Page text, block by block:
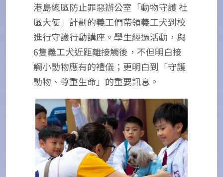
港島總區防止罪惡辦公室「動物守護 社
區大使」計劃的義工們帶領義工犬到校
進行守護行動講座。學生經過活動，與
6隻義工犬近距離接觸後，不但明白接
觸小動物應有的禮儀；更明白到「守護
動物、尊重生命」的重要訊息。